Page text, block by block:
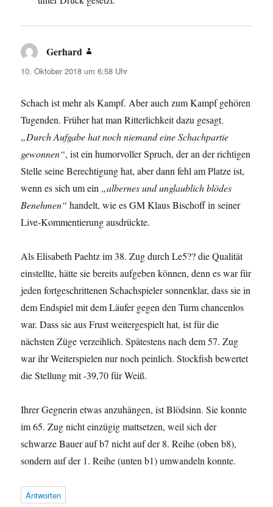
Gerhard
10. Oktober 2018 um 6:58 Uhr
Schach ist mehr als Kampf. Aber auch zum Kampf gehören
Tugenden. Früher hat man Ritterlichkeit dazu gesagt.
„Durch Aufgabe hat noch niemand eine Schachpartie
gewonnen“, ist ein humorvoller Spruch, der an der richtigen
Stelle seine Berechtigung hat, aber dann fehl am Platze ist,
wenn es sich um ein „albernes und unglaublich blödes
Benehmen“ handelt, wie es GM Klaus Bischoff in seiner
Live-Kommentierung ausdrückte.
Als Elisabeth Paehtz im 38. Zug durch Le5?? die Qualität
einstellte, hätte sie bereits aufgeben können, denn es war für
jeden fortgeschrittenen Schachspieler sonnenklar, dass sie in
dem Endspiel mit dem Läufer gegen den Turm chancenlos
war. Dass sie aus Frust weitergespielt hat, ist für die
nächsten Züge verzeihlich. Spätestens nach dem 57. Zug
war ihr Weiterspielen nur noch peinlich. Stockfish bewertet
die Stellung mit -39,70 für Weiß.
Ihrer Gegnerin etwas anzuhängen, ist Blödsinn. Sie konnte
im 65. Zug nicht einzügig mattsetzen, weil sich der
schwarze Bauer auf b7 nicht auf der 8. Reihe (oben b8),
sondern auf der 1. Reihe (unten b1) umwandeln konnte.
Antworten